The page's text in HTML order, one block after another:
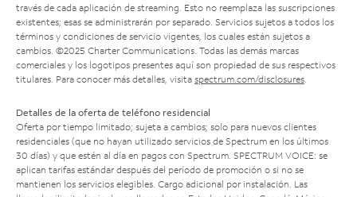
través de cada aplicación de streaming. Esto no reemplaza las suscripciones
existentes; esas se administrarán por separado. Servicios sujetos a todos los
términos y condiciones de servicio vigentes, los cuales están sujetos a
cambios. ©2025 Charter Communications. Todas las demás marcas
comerciales y los logotipos presentes aquí son propiedad de sus respectivos
titulares. Para conocer más detalles, visita spectrum.com/disclosures
Detalles de la oferta de teléfono residencial
Oferta por tiempo limitado; sujeta a cambios; solo para nuevos clientes
residenciales (que no hayan utilizado servicios de Spectrum en los últimos
30 días) y que estén al día en pagos con Spectrum. SPECTRUM VOICE: se
aplican tarifas estándar después del período de promoción o si no se
mantienen los servicios elegibles. Cargo adicional por instalación. Las